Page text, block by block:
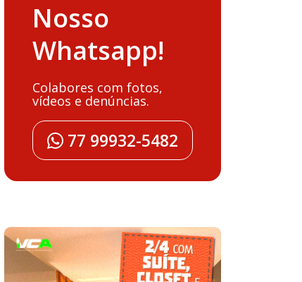
Nosso
Whatsapp!
Colabores com fotos,
vídeos e denúncias.
77 99932-5482